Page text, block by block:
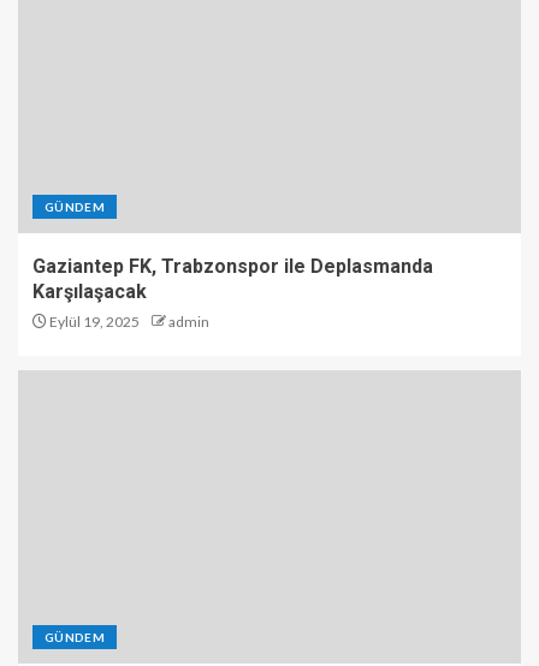
GÜNDEM
Gaziantep FK, Trabzonspor ile Deplasmanda
Karşılaşacak
Eylül 19, 2025 admin
GÜNDEM